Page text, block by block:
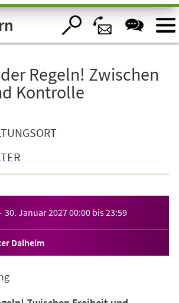
Regeln! Zwischen
Kontrolle
30. Januar 202700:00 bis23:59
Dalheim